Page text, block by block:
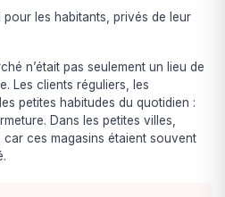
les habitants, privés de leur
n’était pas seulement un lieu de
Les clients réguliers, les
petites habitudes du quotidien :
Dans les petites villes,
ces magasins étaient souvent